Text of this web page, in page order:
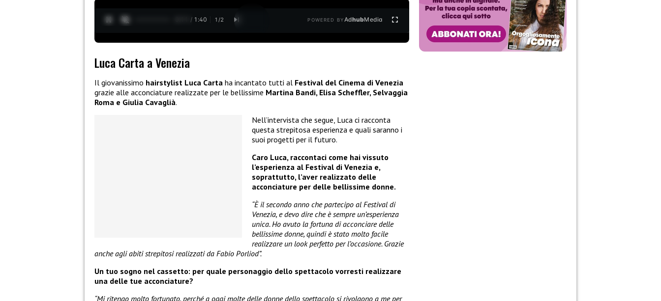
0:12 / 1:40 1 /2 POWERED BYAdhubMedia
Luca Carta a Venezia
Il giovanissimo hairstylist Luca Carta ha incantato tutti al Festival del Cinema di Venezia
grazie alle acconciature realizzate per le bellissime Martina Bandi, Elisa Scheffler, Selvaggia
Roma e Giulia Cavaglià.
Nell’intervista che segue, Luca ci racconta
questa strepitosa esperienza e quali saranno i
suoi progetti per il futuro.
Caro Luca, raccontaci come hai vissuto
l’esperienza al Festival di Venezia e,
soprattutto, l’aver realizzato delle
acconciature per delle bellissime donne.
“È il secondo anno che partecipo al Festival di
Venezia, e devo dire che è sempre un’esperienza
unica. Ho avuto la fortuna di acconciare delle
bellissime donne, quindi è stato molto facile
realizzare un look perfetto per l’occasione. Grazie
anche agli abiti strepitosi realizzati da Fabio Porliod”.
Un tuo sogno nel cassetto: per quale personaggio dello spettacolo vorresti realizzare
una delle tue acconciature?
“Mi ritengo molto fortunato, perché a oggi molte delle donne dello spettacolo si rivolgono a me per